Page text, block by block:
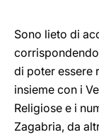
Sono lieto di
di poter essere
insieme con i
Religiose e i
Zagabria, da